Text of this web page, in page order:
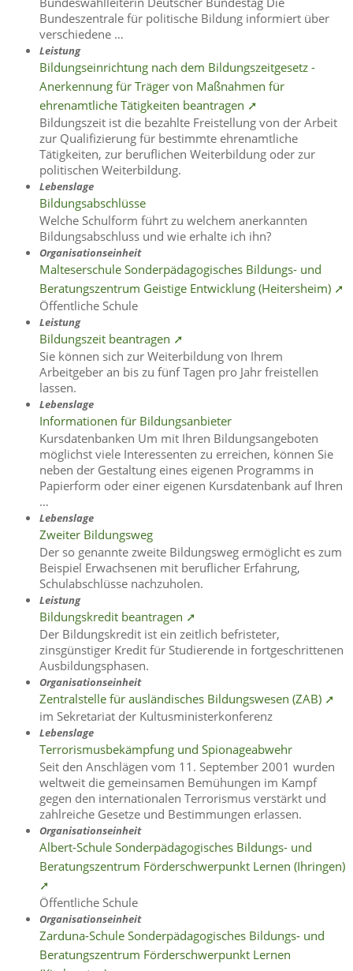
Bundeszentrale für politische Bildung informiert über
verschiedene …
Leistung
Bildungseinrichtung nach dem Bildungszeitgesetz -
Anerkennung für Träger von Maßnahmen für
ehrenamtliche Tätigkeiten beantragen ➚
Bildungszeit ist die bezahlte Freistellung von der Arbeit
zur Qualifizierung für bestimmte ehrenamtliche
Tätigkeiten, zur beruflichen Weiterbildung oder zur
politischen Weiterbildung.
Lebenslage
Bildungsabschlüsse
Welche Schulform führt zu welchem anerkannten
Bildungsabschluss und wie erhalte ich ihn?
Organisationseinheit
Malteserschule Sonderpädagogisches Bildungs- und
Beratungszentrum Geistige Entwicklung (Heitersheim) ➚
Öffentliche Schule
Leistung
Bildungszeit beantragen ➚
Sie können sich zur Weiterbildung von Ihrem
Arbeitgeber an bis zu fünf Tagen pro Jahr freistellen
lassen.
Lebenslage
Informationen für Bildungsanbieter
Kursdatenbanken Um mit Ihren Bildungsangeboten
möglichst viele Interessenten zu erreichen, können Sie
neben der Gestaltung eines eigenen Programms in
Papierform oder einer eigenen Kursdatenbank auf Ihren
…
Lebenslage
Zweiter Bildungsweg
Der so genannte zweite Bildungsweg ermöglicht es zum
Beispiel Erwachsenen mit beruflicher Erfahrung,
Schulabschlüsse nachzuholen.
Leistung
Bildungskredit beantragen ➚
Der Bildungskredit ist ein zeitlich befristeter,
zinsgünstiger Kredit für Studierende in fortgeschrittenen
Ausbildungsphasen.
Organisationseinheit
Zentralstelle für ausländisches Bildungswesen (ZAB) ➚
im Sekretariat der Kultusministerkonferenz
Lebenslage
Terrorismusbekämpfung und Spionageabwehr
Seit den Anschlägen vom 11. September 2001 wurden
weltweit die gemeinsamen Bemühungen im Kampf
gegen den internationalen Terrorismus verstärkt und
zahlreiche Gesetze und Bestimmungen erlassen.
Organisationseinheit
Albert-Schule Sonderpädagogisches Bildungs- und
Beratungszentrum Förderschwerpunkt Lernen (Ihringen)
➚
Öffentliche Schule
Organisationseinheit
Zarduna-Schule Sonderpädagogisches Bildungs- und
Beratungszentrum Förderschwerpunkt Lernen